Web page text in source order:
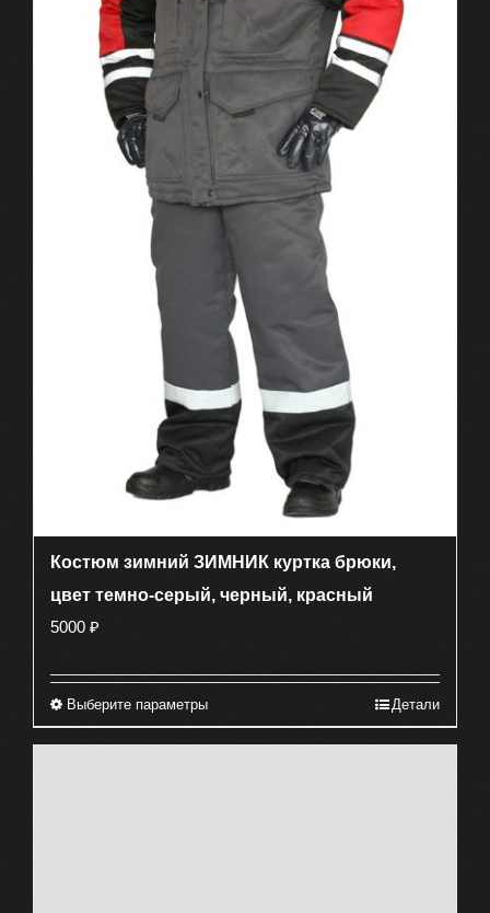
товара.
Костюм зимний ЗИМНИК куртка брюки,
цвет темно-серый, черный, красный
5000 ₽
Выберите параметрыЭтот
Детали